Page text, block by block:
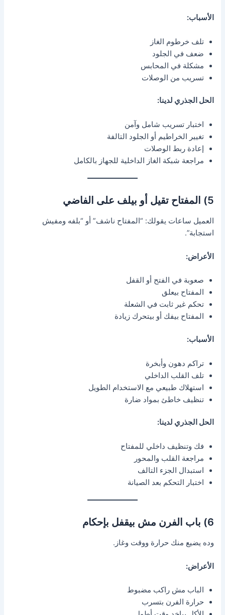
الأسباب:
تلف خرطوم الغاز
ضعف في الجلود
مشكلة في المحابس
تسريب من الوصلات
الحل الجذري لدينا:
اختبار تسريب شامل وآمن
تغيير الخراطيم أو الجلود التالفة
إعادة ربط الوصلات
مراجعة شبكة الغاز الداخلية للجهاز بالكامل
5) المفتاح تقيل أو بيلف على الفاضي
العميل ساعات يقولك: “المفتاح ناشف” أو “بلفه ومفيش
استجابة”.
الأعراض:
صعوبة في الفتح أو القفل
المفتاح بيعلق
تحكم غير ثابت في الشعلة
المفتاح بيفك أو بيتحرك زيادة
الأسباب:
تراكم دهون وأبخرة
تلف القلب الداخلي
استهلاك طبيعي مع الاستخدام الطويل
تنظيف خاطئ بمواد ضارة
الحل الجذري لدينا:
فك وتنظيف داخلي للمفتاح
مراجعة القلب والمحور
استبدال الجزء التالف
اختبار التحكم بعد الصيانة
6) باب الفرن مش بيقفل بإحكام
وده يضيع منك حرارة ووقت وغاز.
الأعراض:
الباب مش راكب مضبوط
حرارة الفرن بتسرب